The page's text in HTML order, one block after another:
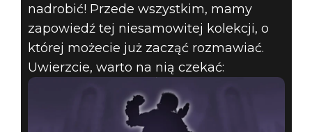
nadrobić! Przede wszystkim, mamy
zapowiedź tej niesamowitej kolekcji, o
której możecie już zacząć rozmawiać.
Uwierzcie, warto na nią czekać: